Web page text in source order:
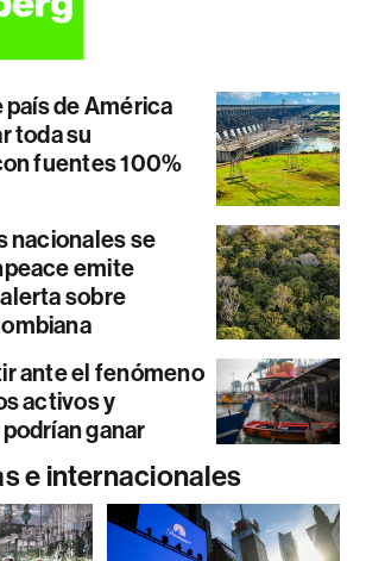
de América
toda su
fuentes 100%
nacionales se
emite
sobre
ante el fenómeno
activos y
ganar
e internacionales